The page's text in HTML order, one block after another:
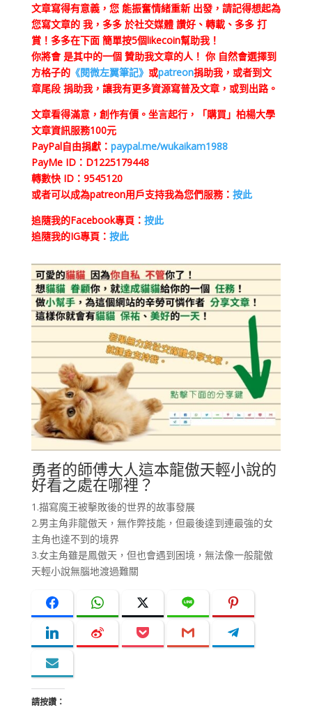
文章寫得有意義，您 能振奮情緒重新 出發，請記得想起為
您寫文章的 我，多多 於社交媒體 讚好、轉載、多多 打
賞！多多在下面 簡單按5個likecoin幫助我！
你將會 是其中的一個 贊助我文章的人！ 你 自然會選擇到
方格子的《閱微左翼筆記》 或patreon捐助我，或者到文
章尾段 捐助我，讓我有更多資源寫普及文章，或到出路。
文章看得滿意，創作有價。坐言起行，
「購買」柏楊大學
文章資訊服務100元
PayPal自由捐獻： paypal.me/wukaikam1988
PayMe ID：D1225179448
轉數快 ID：9545120
或者可以成為patreon用戶支持我為您們服務： 按此
追隨我的Facebook專頁： 按此
追隨我的IG專頁： 按此
勇者的師傅大人這本龍傲天輕小說的
好看之處在哪裡？
1.描寫魔王被擊敗後的世界的故事發展
2.男主角非龍傲天，無作弊技能，但最後達到連最強的女
主角也達不到的境界
3.女主角雖是鳳傲天，但也會遇到困境，無法像一般龍傲
天輕小說無腦地渡過難關
請按讚：